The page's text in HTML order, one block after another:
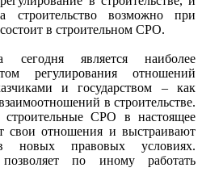
строительство возможно при
в строительном СРО.
сегодня является наиболее
регулирования отношений
и государством – как
в строительстве.
строительные СРО в настоящее
свои отношения и выстраивают
новых правовых условиях.
по иному работать